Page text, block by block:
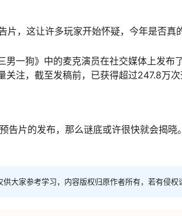
，这让许多玩家开始怀疑，今年是否真
一狗》中的麦克演员在社交媒体上发布
注，截至发稿前，已获得超过247.8万次
告片的发布，那么谜底或许很快就会揭
大家参考学习，内容版权归原作者所有，若有侵权